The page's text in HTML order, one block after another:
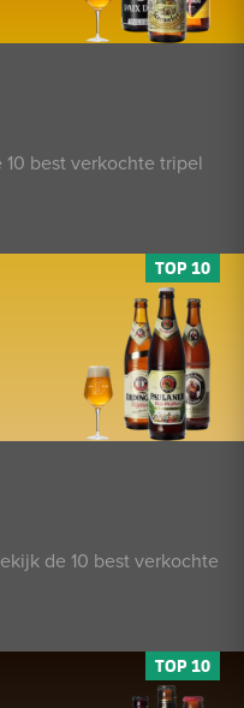
best verkochte tripel
de 10 best verkochte